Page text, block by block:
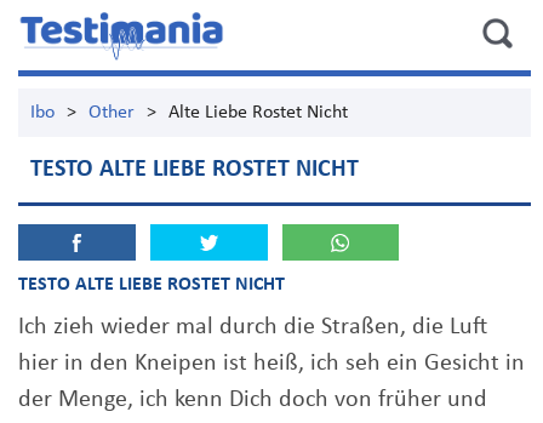
Ibo > Other > Alte Liebe Rostet Nicht
TESTO ALTE LIEBE ROSTET NICHT
TESTO ALTE LIEBE ROSTET NICHT
Ich zieh wieder mal durch die Straßen, die Luft
hier in den Kneipen ist heiß, ich seh ein Gesicht in
der Menge, ich kenn Dich doch von früher und